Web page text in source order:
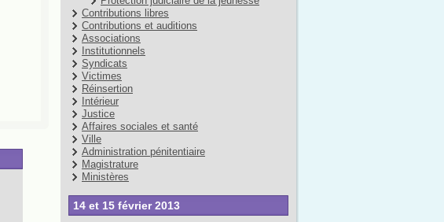
Contributions libres
Contributions et auditions
Associations
Institutionnels
Syndicats
Victimes
Réinsertion
Intérieur
Justice
Affaires sociales et santé
Ville
Administration pénitentiaire
Magistrature
Ministères
14 et 15 février 2013